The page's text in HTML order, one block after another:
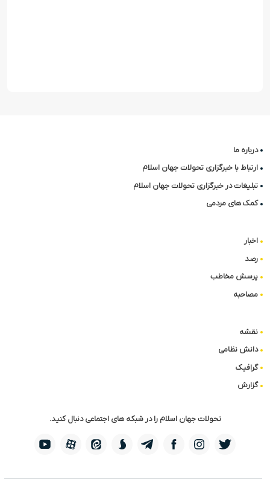
درباره ما
ارتباط با خبرگزاری تحولات جهان اسلام
تبلیغات در خبرگزاری تحولات جهان اسلام
کمک های مردمی
اخبار
رصد
پرسش مخاطب
مصاحبه
نقشه
دانش نظامی
گرافیک
گزارش
تحولات جهان اسلام را در شبکه های اجتماعی دنبال کنید.